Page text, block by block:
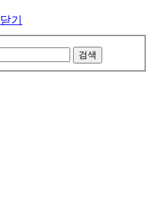
닫기
검색